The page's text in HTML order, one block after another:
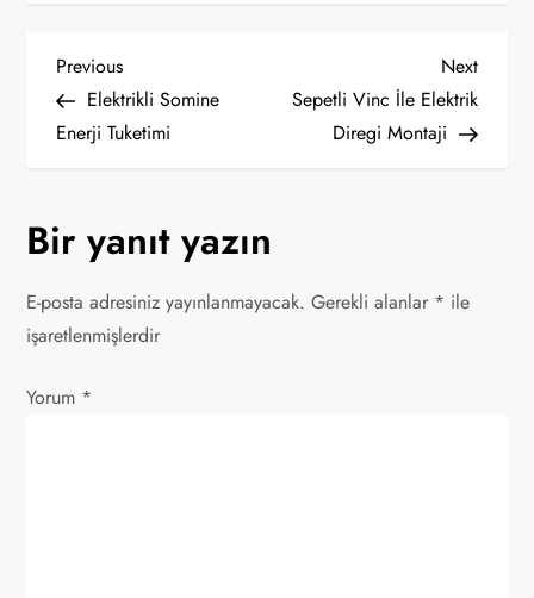
Y
a
ı
g
e
z
Previous
Post
Previous
Elektrikli Somine
Enerji Tuketimi
Next
Post
Next
Sepetli Vinc İle Elektrik
Diregi Montaji
Bir yanıt yazın
E-posta adresiniz yayınlanmayacak. Gerekli alanlar * ile
işaretlenmişlerdir
Yorum *